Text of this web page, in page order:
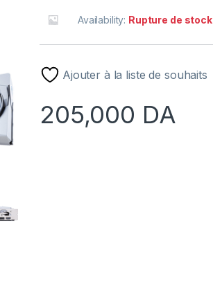
Availability: Rupture de stock
Ajouter à la liste de souhaits
205,000 DA